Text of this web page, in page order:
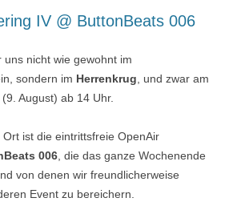
IV @ ButtonBeats 006
uns nicht wie gewohnt im
sondern im Herrenkrug, und zwar am
August) ab 14 Uhr.
ist die eintrittsfreie OpenAir
006, die das ganze Wochenende
von denen wir freundlicherweise
Event zu bereichern.